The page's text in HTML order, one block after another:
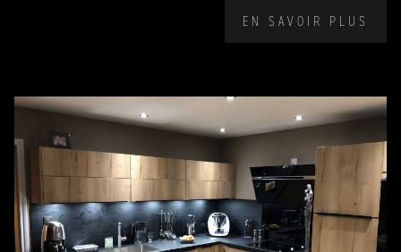
EN SAVOIR PLUS